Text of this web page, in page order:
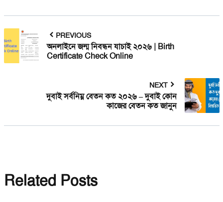
PREVIOUS
অনলাইনে জন্ম নিবন্ধন যাচাই ২০২৬ | Birth
Certificate Check Online
NEXT
দুবাই সর্বনিম্ন বেতন কত ২০২৬ – দুবাই কোন
কাজের বেতন কত জানুন
Related Posts